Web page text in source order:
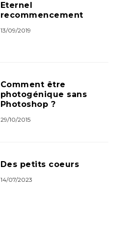
Eternel
recommencement
13/09/2019
Comment être
photogénique sans
Photoshop ?
29/10/2015
Des petits coeurs
14/07/2023